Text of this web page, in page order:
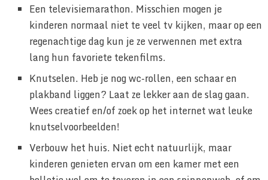
Een televisiemarathon. Misschien mogen je
kinderen normaal niet te veel tv kijken, maar op een
regenachtige dag kun je ze verwennen met extra
lang hun favoriete tekenfilms.
Knutselen. Heb je nog wc-rollen, een schaar en
plakband liggen? Laat ze lekker aan de slag gaan.
Wees creatief en/of zoek op het internet wat leuke
knutselvoorbeelden!
Verbouw het huis. Niet echt natuurlijk, maar
kinderen genieten ervan om een kamer met een